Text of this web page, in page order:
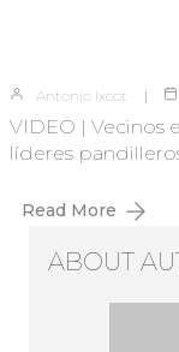
Antonio Ixcot
VIDEO | Vecinos
líderes
Read More
ABOUT